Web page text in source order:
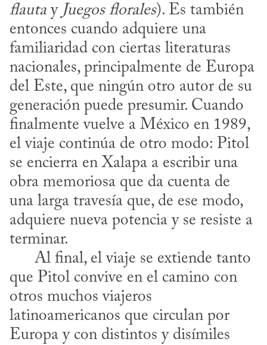
flauta y Juegos florales). Es también
entonces cuando adquiere una
familiaridad con ciertas literaturas
nacionales, principalmente de Europa
del Este, que ningún otro autor de su
generación puede presumir. Cuando
finalmente vuelve a México en 1989,
el viaje continúa de otro modo: Pitol
se encierra en Xalapa a escribir una
obra memoriosa que da cuenta de
una larga travesía que, de ese modo,
adquiere nueva potencia y se resiste a
terminar.
que Pitol convive en el camino con
otros muchos viajeros
latinoamericanos que circulan por
Europa y con distintos y disímiles